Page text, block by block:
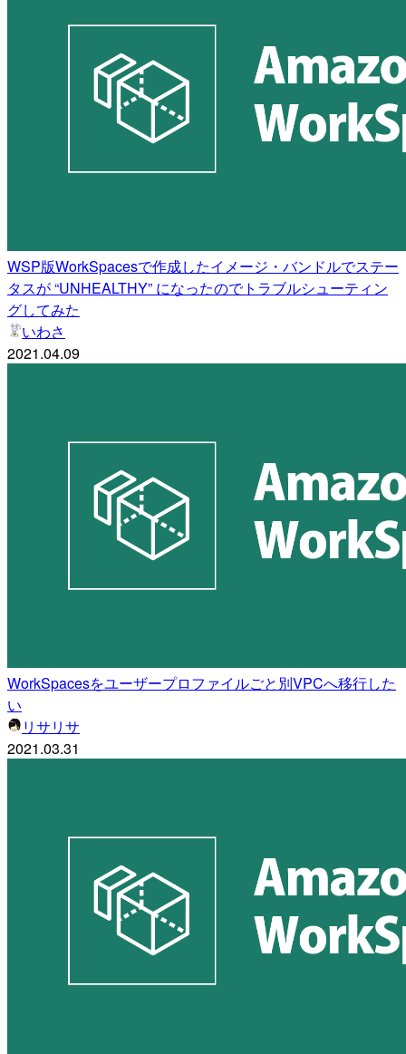
WSP版WorkSpacesで作成したイメージ・バンドルでステー
タスが “UNHEALTHY” になったのでトラブルシューティン
グしてみた
いわさ
2021.04.09
WorkSpacesをユーザープロファイルごと別VPCへ移行した
い
リサリサ
2021.03.31